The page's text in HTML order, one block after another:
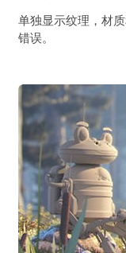
单独显示纹理，材
错误。